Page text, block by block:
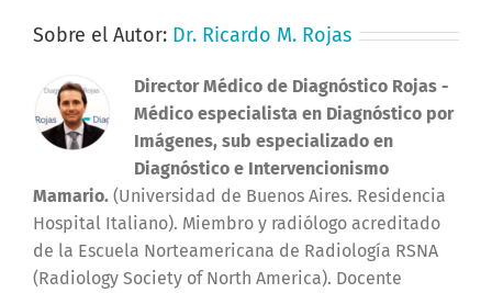
Sobre el Autor: Dr. Ricardo M. Rojas
Director Médico de Diagnóstico Rojas -
Médico especialista en Diagnóstico por
Imágenes, sub especializado en
Diagnóstico e Intervencionismo
Mamario. (Universidad de Buenos Aires. Residencia
Hospital Italiano). Miembro y radiólogo acreditado
de la Escuela Norteamericana de Radiología RSNA
(Radiology Society of North America). Docente